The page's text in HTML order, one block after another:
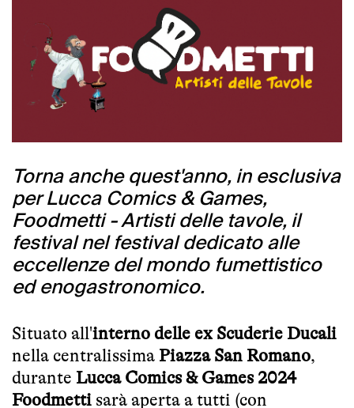
Torna anche quest'anno, in esclusiva
per Lucca Comics & Games,
Foodmetti - Artisti delle tavole, il
festival nel festival dedicato alle
eccellenze del mondo fumettistico
ed enogastronomico.
Situato all'interno delle ex Scuderie Ducali
nella centralissima Piazza San Romano,
durante Lucca Comics & Games 2024
Foodmetti sarà aperta a tutti (con